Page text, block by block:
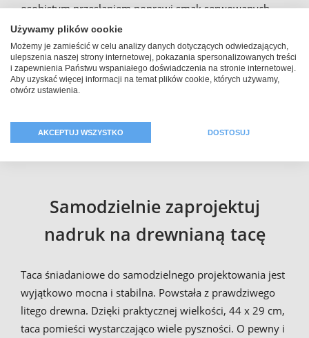
osobistym przesłaniem poprawi smak serwowanych
posiłków. To prawdziwy unikat przypominający tacę
decoupage, ale z Twoim własnym zdjęciem, odpornym
na zarysowanie o i znakomitej jakości. Zaskocz rodzinę i
znajomych samodzielnie zaprojektowaną tacą z
formie Twoje zdjęcia z urlopu lub romantyczne selfie z
Samodzielnie zaprojektuj
nadruk na drewnianą tacę
Taca śniadaniowe do samodzielnego projektowania jest
wyjątkowo mocna i stabilna. Powstała z prawdziwego
litego drewna. Dzięki praktycznej wielkości, 44 x 29 cm,
taca pomieści wystarczająco wiele pyszności. O pewny i
Używamy plików cookie
Możemy je zamieścić w celu analizy danych dotyczących odwiedzających,
ulepszenia naszej strony internetowej, pokazania spersonalizowanych treści
i zapewnienia Państwu wspaniałego doświadczenia na stronie internetowej.
Aby uzyskać więcej informacji na temat plików cookie, których używamy,
otwórz ustawienia.
AKCEPTUJ WSZYSTKO DOSTOSUJ